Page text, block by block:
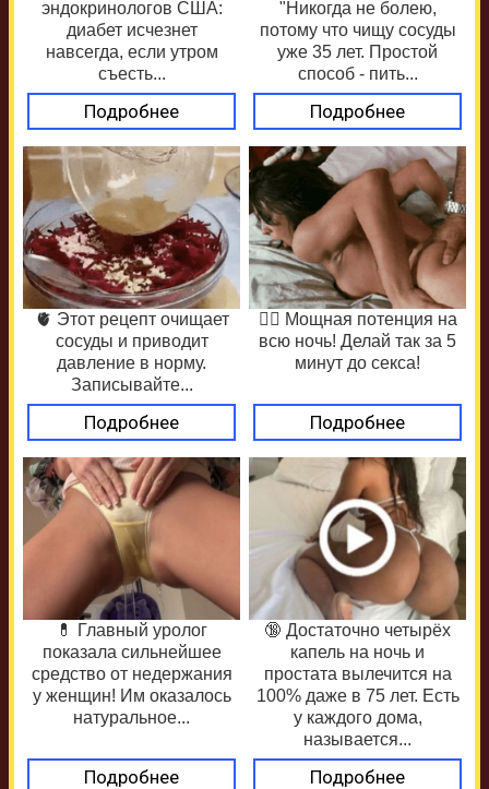
эндокринологов США:
диабет исчезнет
навсегда, если утром
съесть...
Подробнее
"Никогда не болею,
потому что чищу сосуды
уже 35 лет. Простой
способ - пить...
Подробнее
🫀 Этот рецепт очищает
сосуды и приводит
давление в норму.
Записывайте...
Подробнее
❤️‍🔥 Мощная потенция на
всю ночь! Делай так за 5
минут до секса!
Подробнее
💊 Главный уролог
показала сильнейшее
средство от недержания
у женщин! Им оказалось
натуральное...
Подробнее
🔞 Достаточно четырёх
капель на ночь и
простата вылечится на
100% даже в 75 лет. Есть
у каждого дома,
называется...
Подробнее